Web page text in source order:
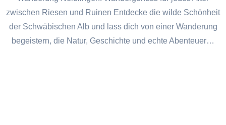
zwischen Riesen und Ruinen Entdecke die wilde Schönheit
der Schwäbischen Alb und lass dich von einer Wanderung
begeistern, die Natur, Geschichte und echte Abenteuer…